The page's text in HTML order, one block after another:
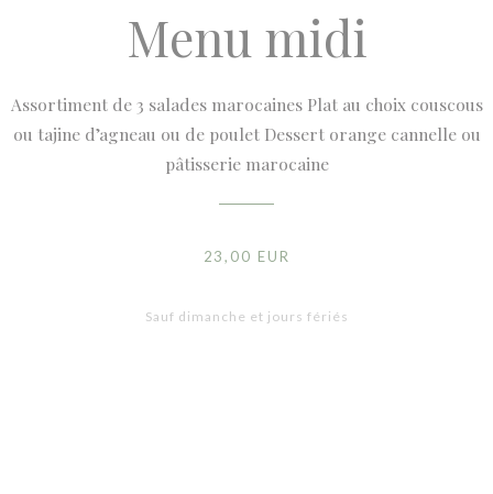
Menu midi
Assortiment de 3 salades marocaines Plat au choix couscous
ou tajine d’agneau ou de poulet Dessert orange cannelle ou
pâtisserie marocaine
23,00 EUR
Sauf dimanche et jours fériés